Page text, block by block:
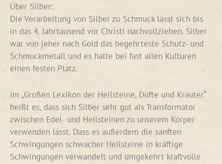
Über Silber:
Die Verarbeitung von Silber zu Schmuck lässt sich bis
in das 4. Jahrtausend vor Christi nachvollziehen. Silber
war von jeher nach Gold das begehrteste Schutz- und
Schmuckmetall und es hatte bei fast allen Kulturen
einen festen Platz.
Im „Großen Lexikon der Heilsteine, Düfte und Kräuter“
heißt es, dass sich Silber sehr gut als Transformator
zwischen Edel- und Heilsteinen zu unserem Körper
verwenden lässt. Dass es außerdem die sanften
Schwingungen schwacher Heilsteine in kräftige
Schwingungen verwandelt und umgekehrt kraftvolle